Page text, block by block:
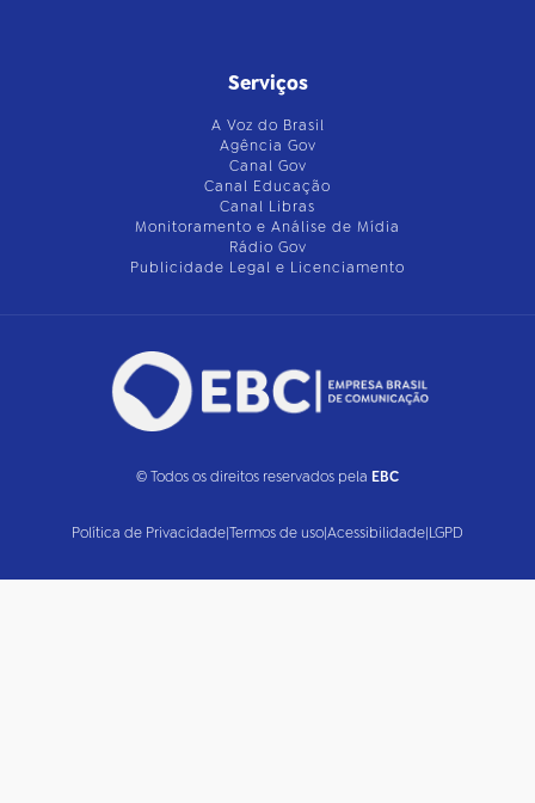
Serviços
A Voz do Brasil
Agência Gov
Canal Gov
Canal Educação
Canal Libras
Monitoramento e Análise de Mídia
Rádio Gov
Publicidade Legal e Licenciamento
© Todos os direitos reservados pela EBC
Política de Privacidade|Termos de uso|Acessibilidade|LGPD